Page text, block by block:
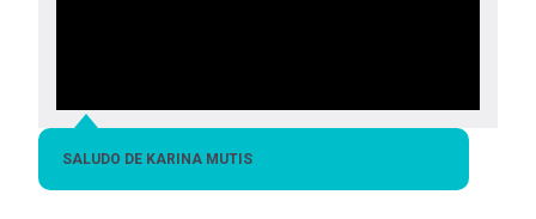
SALUDO DE KARINA MUTIS